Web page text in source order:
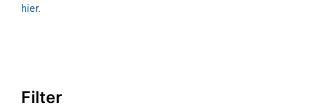
hier.
Filter